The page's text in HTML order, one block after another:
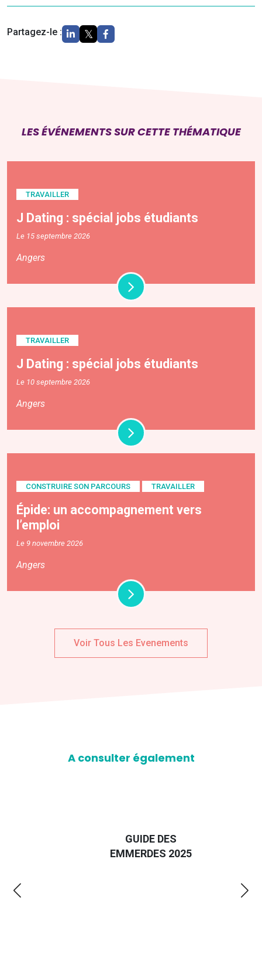
Partagez-le :
LES ÉVÉNEMENTS SUR CETTE THÉMATIQUE
TRAVAILLER
J Dating : spécial jobs étudiants
Le 15 septembre 2026
Angers
TRAVAILLER
J Dating : spécial jobs étudiants
Le 10 septembre 2026
Angers
CONSTRUIRE SON PARCOURS TRAVAILLER
Épide: un accompagnement vers
l’emploi
Le 9 novembre 2026
Angers
Voir Tous Les Evenements
A consulter également
GUIDE DES
EMMERDES 2025